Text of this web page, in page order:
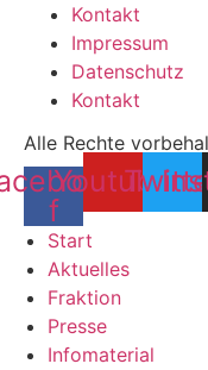
Kontakt
Impressum
Datenschutz
Kontakt
Alle Rechte
f
Youtube
Start
Aktuelles
Fraktion
Presse
Infomaterial